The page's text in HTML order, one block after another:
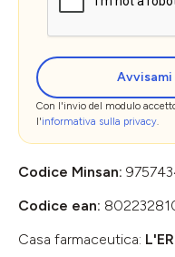
Con l'invio del modulo
l'informativa sulla privacy.
Codice Minsan:
Codice ean:
Casa farmaceutica: